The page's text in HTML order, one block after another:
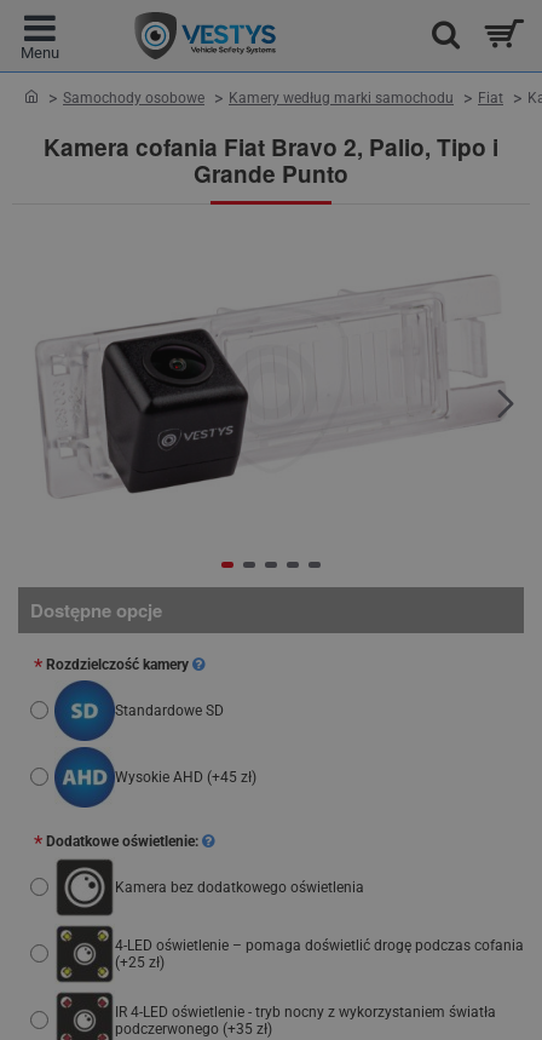
Kamera cofania Fiat Bravo 2, Palio, Tipo i
Grande Punto
homeSamochody osobowe Kamery według marki samochodu Fiat
Dostępne opcje
Rozdzielczość kamery
Standardowe SD
Wysokie AHD (+45 zł)
Dodatkowe oświetlenie:
Kamera bez dodatkowego oświetlenia
4-LED oświetlenie – pomaga doświetlić drogę podczas cofania
(+25 zł)
IR 4-LED oświetlenie - tryb nocny z wykorzystaniem światła
podczerwonego (+35 zł)